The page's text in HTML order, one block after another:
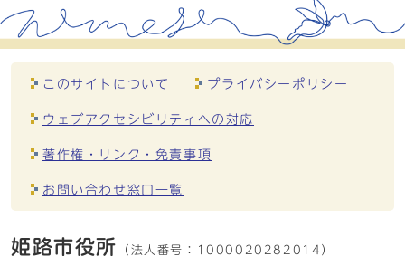
このサイトについて プライバシーポリシー
ウェブアクセシビリティへの対応
著作権・リンク・免責事項
お問い合わせ窓口一覧
姫路市役所 （法人番号： 1000020282014）